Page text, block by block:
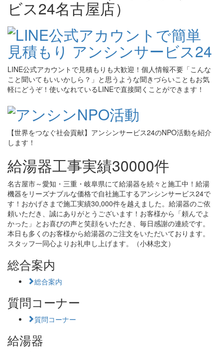
LINE公式アカウントで見積もりも大歓迎！個人情報不要「こんな
こと聞いてもいいかしら？」と思うような聞きづらいこともお気
軽にどうぞ！使いなれているLINEで直接聞くことができます！
【世界をつなぐ社会貢献】アンシンサービス24のNPO活動を紹介
します！
給湯器工事実績30000件
名古屋市～愛知・三重・岐阜県にて給湯器を続々と施工中！給湯
機器をリーズナブルな価格で自社施工するアンシンサービス24で
す！おかげさまで施工実績30,000件を越えました。給湯器のご依
頼いただき、誠にありがとうございます！お客様から「頼んでよ
かった」とお喜びの声と笑顔をいただき、毎日感謝の連続です。
本日も多くのお客様から給湯器のご注文をいただいております。
スタッフ一同心よりお礼申し上げます。（小林忠文）
総合案内
総合案内
質問コーナー
質問コーナー
給湯器